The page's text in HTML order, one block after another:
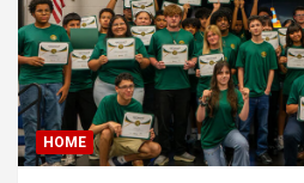
HOME